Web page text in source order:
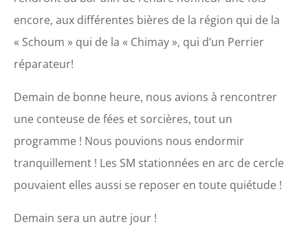
encore, aux différentes bières de la région qui de la
« Schoum » qui de la « Chimay », qui d’un Perrier
réparateur!
Demain de bonne heure, nous avions à rencontrer
une conteuse de fées et sorcières, tout un
programme ! Nous pouvions nous endormir
tranquillement ! Les SM stationnées en arc de cercle
pouvaient elles aussi se reposer en toute quiétude !
Demain sera un autre jour !